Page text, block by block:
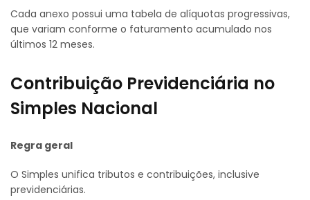
Cada anexo possui uma tabela de alíquotas progressivas,
que variam conforme o faturamento acumulado nos
últimos 12 meses.
Contribuição Previdenciária no
Simples Nacional
Regra geral
O Simples unifica tributos e contribuições, inclusive
previdenciárias.